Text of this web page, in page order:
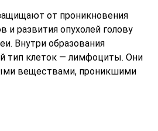
от проникновения
и развития опухолей голову
Внутри образования
тип клеток — лимфоциты. Они
веществами, проникшими